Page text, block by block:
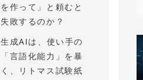
を作って」と頼むと
失敗するのか？
生成AIは、使い手の
「言語化能力」を暴
く、リトマス試験紙